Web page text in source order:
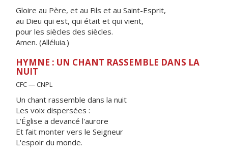
Gloire au Père, et au Fils et au Saint-Esprit,
au Dieu qui est, qui était et qui vient,
pour les siècles des siècles.
Amen. (Alléluia.)
HYMNE : UN CHANT RASSEMBLE DANS LA
NUIT
CFC — CNPL
Un chant rassemble dans la nuit
Les voix dispersées :
L'Église a devancé l'aurore
Et fait monter vers le Seigneur
L'espoir du monde.